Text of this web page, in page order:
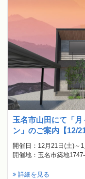
玉名市山田にて「
ン」のご案内【12/
開催日：12月21日(土)～
開催地：玉名市築地
詳細を見る